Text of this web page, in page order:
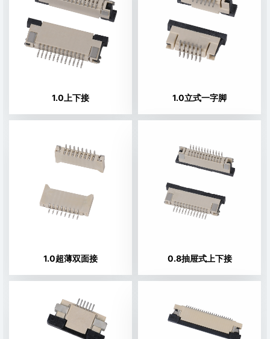
1.0上下接 1.0立式一字脚
1.0超薄双面接 0.8抽屉式上下接